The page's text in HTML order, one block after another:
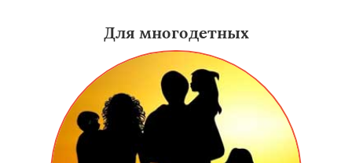
Для многодетных